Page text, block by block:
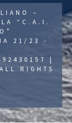
–
“C.A.I.
21/23 -
|
RIGHTS